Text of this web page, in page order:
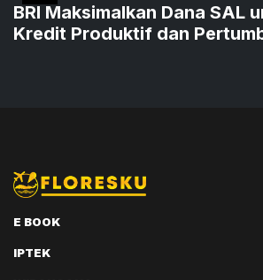
BRI Maksimalkan Dana SAL
Kredit Produktif dan
E BOOK
IPTEK